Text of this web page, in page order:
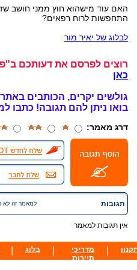
האם עוד מישהוא חוץ ממני חושב
התחפשות לרוח רפאים?
לבלוג של יאיר מור
רוצים לפרסם את דעותכם
כאן
גולשים יקרים, הכותבים
בואו ניתן להם תגובה! כתבו
דרג מאמר:
תגובות למאמר זה לא
אין תגובות למאמר
מדריכי
תיירות
בלוג